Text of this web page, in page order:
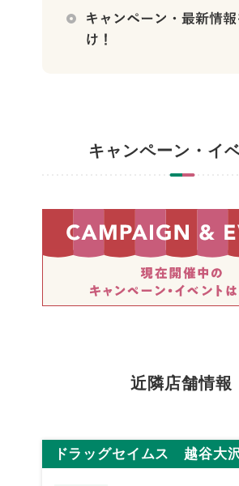
キャンペーン・イ
近隣店舗情報
ドラッグセイムス 越谷大